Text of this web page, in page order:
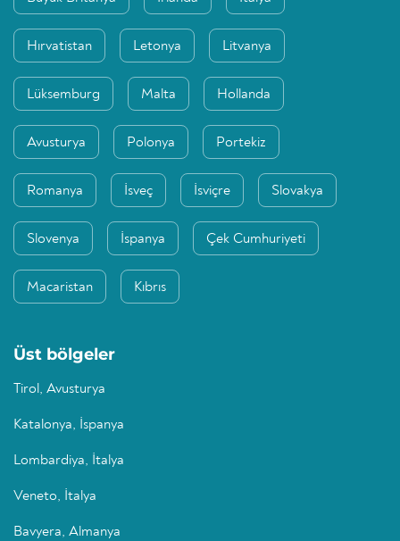
Hırvatistan Letonya Litvanya
Lüksemburg Malta Hollanda
Avusturya Polonya Portekiz
Romanya İsveç İsviçre Slovakya
Slovenya İspanya Çek Cumhuriyeti
Macaristan Kıbrıs
Üst bölgeler
Tirol, Avusturya
Katalonya, İspanya
Lombardiya, İtalya
Veneto, İtalya
Bavyera, Almanya